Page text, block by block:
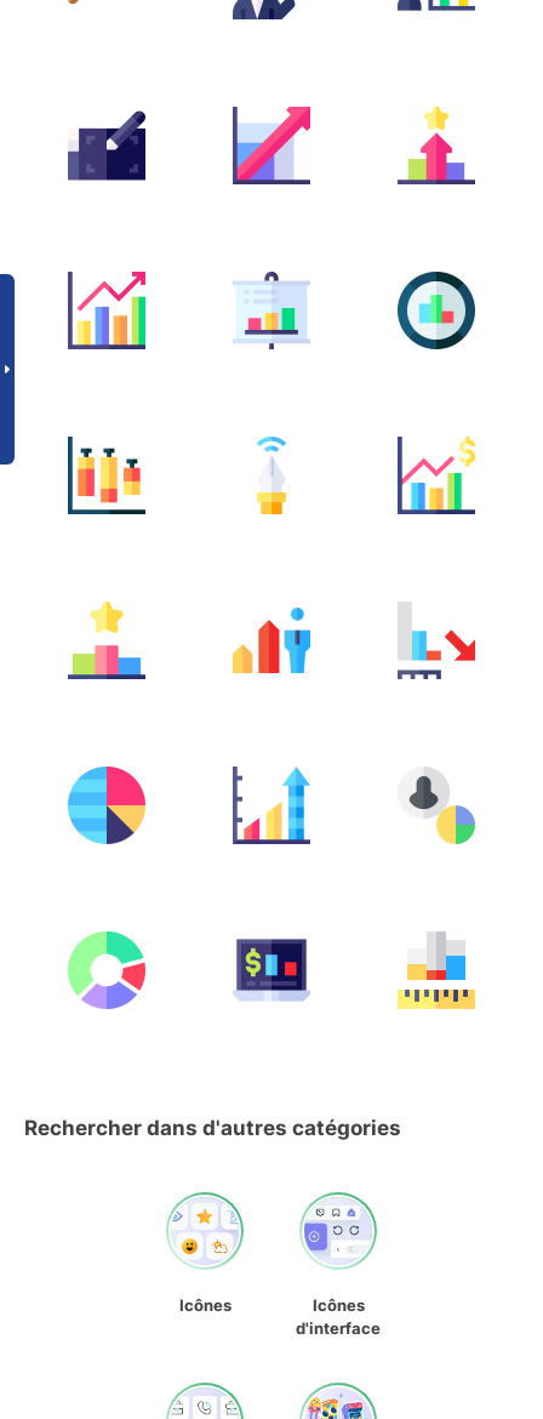
Rechercher dans d'autres catégories
Icônes
Icônes
d'interface